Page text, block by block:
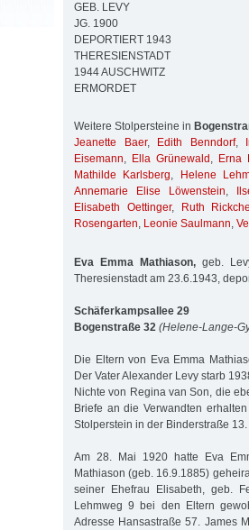
GEB. LEVY
JG. 1900
DEPORTIERT 1943
THERESIENSTADT
1944 AUSCHWITZ
ERMORDET
Weitere Stolpersteine in
Jeanette Baer, Edith Benndorf,
Eisemann, Ella Grünewald , Erna
Mathilde Karlsberg, Helene
Annemarie Elise Löwenstein,
Elisabeth Oettinger, Ruth
Rosengarten, Leonie Saulmann,
Eva Emma Mathiason, geb.
Theresienstadt am 23.6.1943,
Schäferkampsallee 29
Bogenstraße 32 (Helene-Lange-
Die Eltern von Eva Emma
Der Vater Alexander Levy starb
Nichte von Regina van Son, die
Briefe an die Verwandten
Stolperstein in der Binderstraße 13.
Am 28. Mai 1920 hatte Eva
Mathiason (geb. 16.9.1885)
seiner Ehefrau Elisabeth, geb.
Lehmweg 9 bei den Eltern
Adresse Hansastraße 57. James